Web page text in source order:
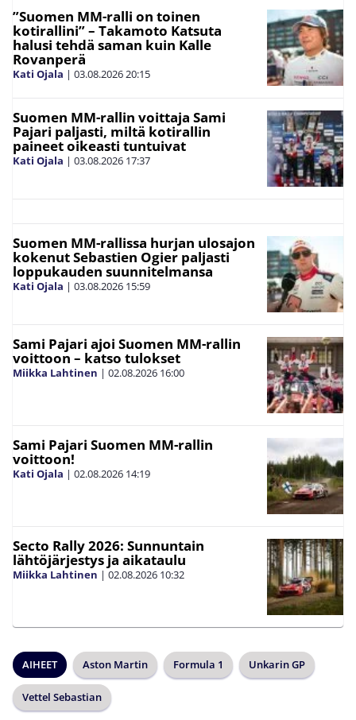
”Suomen MM-ralli on toinen
kotirallini” – Takamoto Katsuta
halusi tehdä saman kuin Kalle
Rovanperä
Kati Ojala | 03.08.202620:15
Suomen MM-rallin voittaja Sami
Pajari paljasti, miltä kotirallin
paineet oikeasti tuntuivat
Kati Ojala | 03.08.2026 17:37
Suomen MM-rallissa hurjan ulosajon
kokenut Sebastien Ogier paljasti
loppukauden suunnitelmansa
Kati Ojala | 03.08.2026 15:59
Sami Pajari ajoi Suomen MM-rallin
voittoon – katso tulokset
Miikka Lahtinen | 02.08.2026 16:00
Sami Pajari Suomen MM-rallin
voittoon!
Kati Ojala | 02.08.2026 14:19
Secto Rally 2026: Sunnuntain
lähtöjärjestys ja aikataulu
Miikka Lahtinen | 02.08.2026 10:32
AIHEET Aston Martin Formula 1 Unkarin GP
Vettel Sebastian